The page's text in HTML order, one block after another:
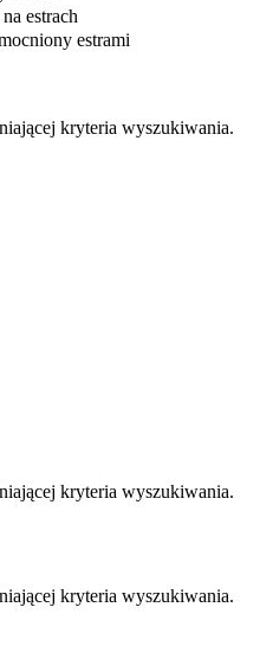
estrach
estrami
kryteria wyszukiwania.
kryteria wyszukiwania.
kryteria wyszukiwania.